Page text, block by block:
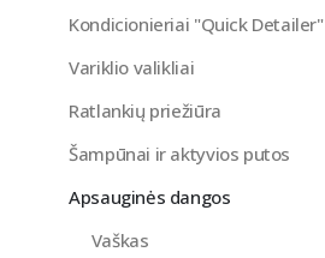
Kondicionieriai "Quick Detailer"
Variklio valikliai
Ratlankių priežiūra
Šampūnai ir aktyvios putos
Apsauginės dangos
Vaškas